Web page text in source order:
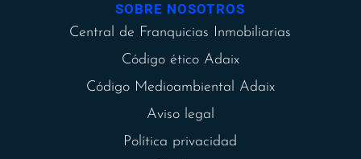
SOBRE NOSOTROS
Central de Franquicias Inmobiliarias
Código ético Adaix
Código Medioambiental Adaix
Aviso legal
Política privacidad